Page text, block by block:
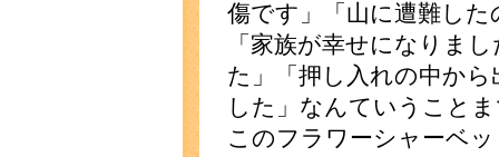
傷です」「山に遭難し
「家族が幸せになりま
た」「押し入れの中か
した」なんていうこと
このフラワーシャーベ